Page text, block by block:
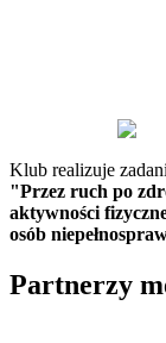
Klub realizuje
"Przez ruch po
aktywności
osób
Partnerzy